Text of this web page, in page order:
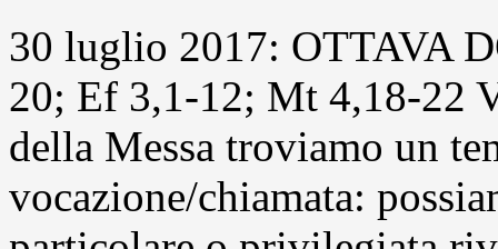
30 luglio 2017: OTTAVA
20; Ef 3,1-12; Mt 4,18-22
della Messa troviamo un
vocazione/chiamata: